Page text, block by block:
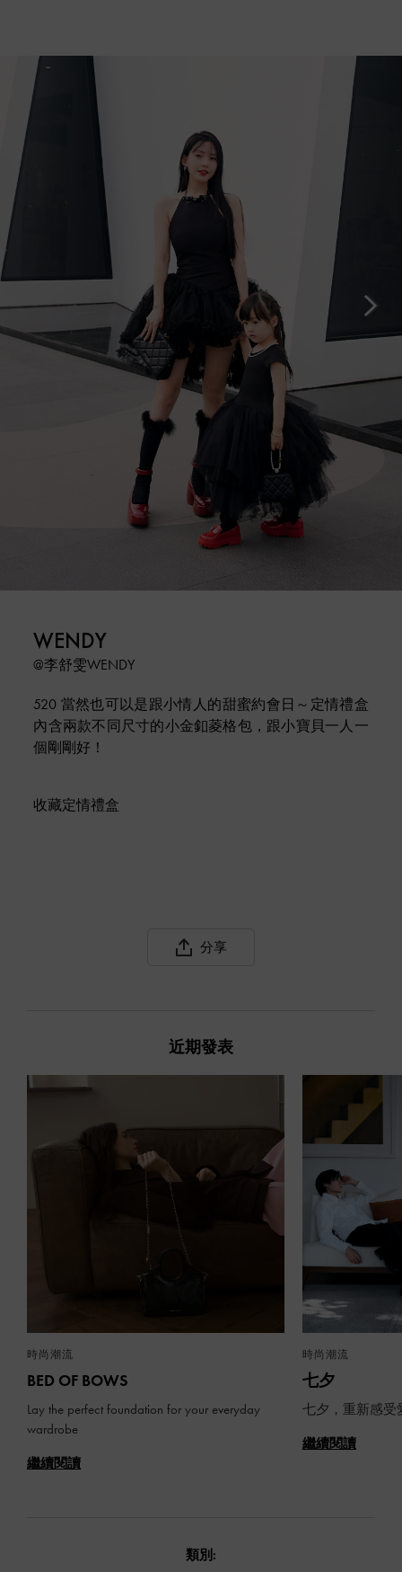
WENDY
@李舒雯WENDY
520 當然也可以是跟小情人的甜蜜約會日～定情禮盒
內含兩款不同尺寸的小金釦菱格包，跟小寶貝一人一
個剛剛好！
收藏定情禮盒
分享
近期發表
時尚潮流
BED OF BOWS
Lay the perfect foundation for your everyday
wardrobe
繼續閱讀
時尚潮流
七夕
七夕，重新感受
繼續閱讀
類別: